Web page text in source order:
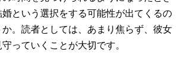
という選択をする可能性が出てくるの
。読者としては、あまり焦らず、彼女
っていくことが大切です。